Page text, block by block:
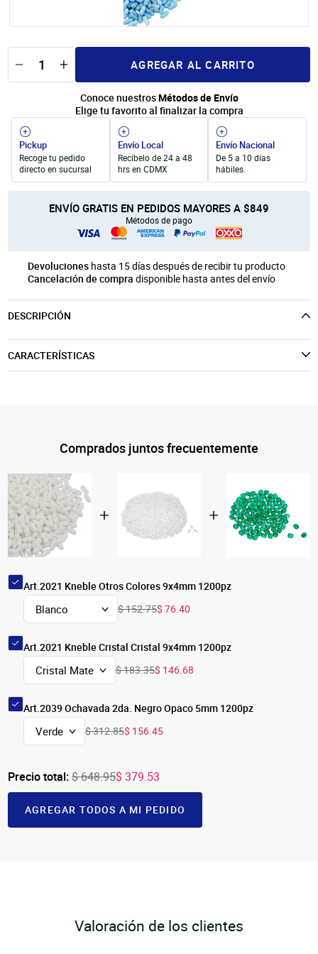
Productos para Personalización
Velas y Portavelas
Manualidades Navideñas
AGREGAR AL CARRITO
Conoce nuestrosMétodos de Envío
Elige tu favorito al finalizar la compra
Pickup
Recoge tu pedido
directo en sucursal
Envío Local
Recíbelo de 24 a 48
hrs en CDMX
Envío Nacional
De 5 a 10 días
hábiles.
ENVÍO GRATIS EN PEDIDOS MAYORES A $849
Métodos de pago
Devoluciones hasta 15 días después de recibir tu producto
Cancelación de compra disponible hasta antes del envío
DESCRIPCIÓN
CARACTERÍSTICAS
Comprados juntos frecuentemente
Art.2021 Kneble Otros Colores 9x4mm 1200pz
$ 152.75$ 76.40
Art.2021 Kneble Cristal Cristal 9x4mm 1200pz
$ 183.35$ 146.68
Art.2039 Ochavada 2da. Negro Opaco 5mm 1200pz
$ 312.85$ 156.45
Precio total: $ 379.53
$ 648.95
AGREGAR TODOS A MI PEDIDO
Valoración de los clientes